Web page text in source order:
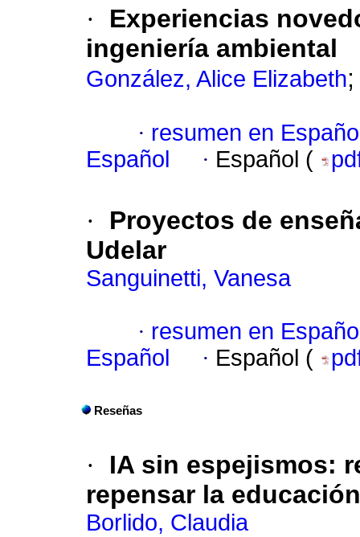
·
Experiencias
ingeniería ambiental
González, Alice Elizabeth
· resumen en
Español
· Español (
·
Proyectos de
Udelar
Sanguinetti, Vanesa
· resumen en
Español
· Español (
Reseñas
·
IA sin espejismos:
repensar la educación
Borlido, Claudia